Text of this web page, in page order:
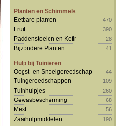
Planten en Schimmels
Eetbare planten
470
Fruit 390
Paddenstoelen en Kefir 28
Bijzondere Planten 41
Hulp bij Tuinieren
Oogst- en Snoeigereedschap
44
Tuingereedschappen 109
Tuinhulpjes 260
Gewasbescherming 68
Mest 56
Zaaihulpmiddelen 190